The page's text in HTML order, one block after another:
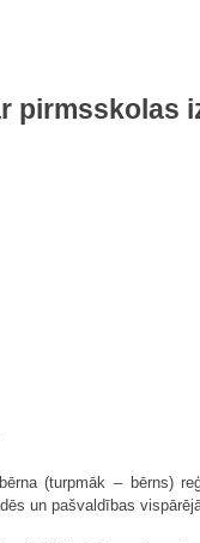
pirmsskolas
(turpmāk – bērns)
un pašvaldības